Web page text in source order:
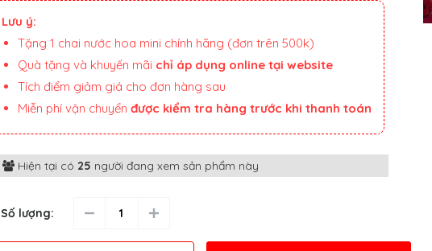
Lưu ý:
Tặng 1 chai nước hoa mini chính hãng (đơn trên 500k)
Quà tặng và khuyến mãi chỉ áp dụng online tại website
Tích điểm giảm giá cho đơn hàng sau
Miễn phí vận chuyển được kiểm tra hàng trước khi thanh toán
Hiện tại có 25 người đang xem sản phẩm này
Số lượng: